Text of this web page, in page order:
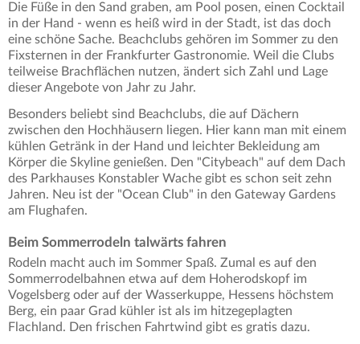
Die Füße in den Sand graben, am Pool posen, einen Cocktail
in der Hand - wenn es heiß wird in der Stadt, ist das doch
eine schöne Sache. Beachclubs gehören im Sommer zu den
Fixsternen in der Frankfurter Gastronomie. Weil die Clubs
teilweise Brachflächen nutzen, ändert sich Zahl und Lage
dieser Angebote von Jahr zu Jahr.
Besonders beliebt sind Beachclubs, die auf Dächern
zwischen den Hochhäusern liegen. Hier kann man mit einem
kühlen Getränk in der Hand und leichter Bekleidung am
Körper die Skyline genießen. Den "Citybeach" auf dem Dach
des Parkhauses Konstabler Wache gibt es schon seit zehn
Jahren. Neu ist der "Ocean Club" in den Gateway Gardens
am Flughafen.
Beim Sommerrodeln talwärts fahren
Rodeln macht auch im Sommer Spaß. Zumal es auf den
Sommerrodelbahnen etwa auf dem Hoherodskopf im
Vogelsberg oder auf der Wasserkuppe, Hessens höchstem
Berg, ein paar Grad kühler ist als im hitzegeplagten
Flachland. Den frischen Fahrtwind gibt es gratis dazu.